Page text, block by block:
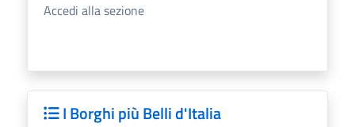
Accedi alla sezione
I Borghi più Belli d'Italia